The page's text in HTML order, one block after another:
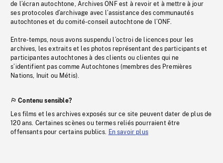
de l’écran autochtone, Archives ONF est à revoir et à mettre à jour
ses protocoles d’archivage avec l’assistance des communautés
autochtones et du comité-conseil autochtone de l’ONF.
Entre-temps, nous avons suspendu l’octroi de licences pour les
archives, les extraits et les photos représentant des participants et
participantes autochtones à des clients ou clientes qui ne
s’identifient pas comme Autochtones (membres des Premières
Nations, Inuit ou Métis).
Contenu sensible?
Les films et les archives exposés sur ce site peuvent dater de plus de
120 ans. Certaines scènes ou termes reliés pourraient être
offensants pour certains publics. En savoir plus